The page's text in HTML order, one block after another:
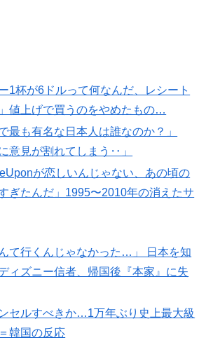
1杯が6ドルって何なんだ、レシート
値上げで買うのをやめたもの…
最も有名な日本人は誰なのか？」
意見が割れてしまう‥」
が恋しいんじゃない、あの頃の
ぎたんだ」1995〜2010年の消えたサ
て行くんじゃなかった…」 日本を知
ィズニー信者、帰国後『本家』に失
セルすべきか…1万年ぶり史上最大級
韓国の反応